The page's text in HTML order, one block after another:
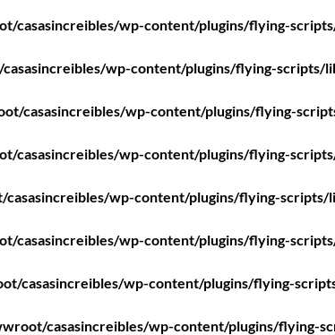
casasincreibles/wp-content/plugins/flying-
wp-content/plugins/flying-scripts/
casasincreibles/wp-content/plugins/flying-
casasincreibles/wp-content/plugins/flying-
wp-content/plugins/flying-scripts/
casasincreibles/wp-content/plugins/flying-
casasincreibles/wp-content/plugins/flying-
casasincreibles/wp-content/plugins/flying-